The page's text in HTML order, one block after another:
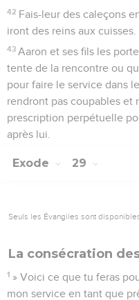
42 Fais-leur des caleçons
iront des reins aux cuisses.
43 Aaron et ses fils les
tente de la rencontre ou
pour faire le service dans
rendront pas coupables et
prescription perpétuelle
après lui.
Exode 29
Seuls les Évangiles sont
La consécration
1 » Voici ce que tu feras
mon service en tant que